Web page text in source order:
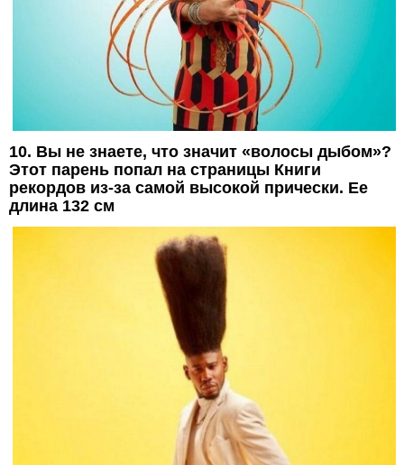
10. Вы не знаете, что значит «волосы дыбом»?
Этот парень попал на страницы Книги
рекордов из-за самой высокой прически. Ее
длина 132 см